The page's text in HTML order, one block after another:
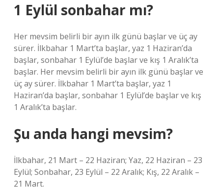
1 Eylül sonbahar mı?
Her mevsim belirli bir ayın ilk günü başlar ve üç ay
sürer. İlkbahar 1 Mart’ta başlar, yaz 1 Haziran’da
başlar, sonbahar 1 Eylül’de başlar ve kış 1 Aralık’ta
başlar. Her mevsim belirli bir ayın ilk günü başlar ve
üç ay sürer. İlkbahar 1 Mart’ta başlar, yaz 1
Haziran’da başlar, sonbahar 1 Eylül’de başlar ve kış
1 Aralık’ta başlar.
Şu anda hangi mevsim?
İlkbahar, 21 Mart – 22 Haziran; Yaz, 22 Haziran – 23
Eylül; Sonbahar, 23 Eylül – 22 Aralık; Kış, 22 Aralık –
21 Mart.